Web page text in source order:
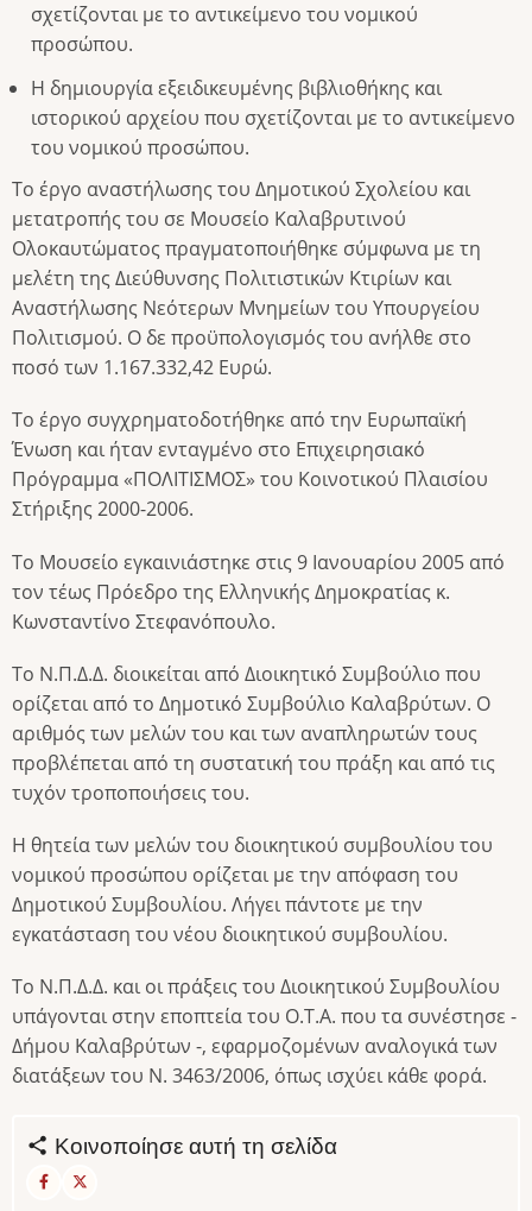
σχετίζονται με το αντικείμενο του νομικού
προσώπου.
Η δημιουργία εξειδικευμένης βιβλιοθήκης και
ιστορικού αρχείου που σχετίζονται με το αντικείμενο
του νομικού προσώπου.
Το έργο αναστήλωσης του Δημοτικού Σχολείου και
μετατροπής του σε Μουσείο Καλαβρυτινού
Ολοκαυτώματος πραγματοποιήθηκε σύμφωνα με τη
μελέτη της Διεύθυνσης Πολιτιστικών Κτιρίων και
Αναστήλωσης Νεότερων Μνημείων του Υπουργείου
Πολιτισμού. Ο δε προϋπολογισμός του ανήλθε στο
ποσό των 1.167.332,42 Ευρώ.
Το έργο συγχρηματοδοτήθηκε από την Ευρωπαϊκή
Ένωση και ήταν ενταγμένο στο Επιχειρησιακό
Πρόγραμμα «ΠΟΛΙΤΙΣΜΟΣ» του Κοινοτικού Πλαισίου
Στήριξης 2000-2006.
Το Μουσείο εγκαινιάστηκε στις 9 Ιανουαρίου 2005 από
τον τέως Πρόεδρο της Ελληνικής Δημοκρατίας κ.
Κωνσταντίνο Στεφανόπουλο.
Το Ν.Π.Δ.Δ. διοικείται από Διοικητικό Συμβούλιο που
ορίζεται από το Δημοτικό Συμβούλιο Καλαβρύτων. O
αριθμός των μελών του και των αναπληρωτών τους
προβλέπεται από τη συστατική του πράξη και από τις
τυχόν τροποποιήσεις του.
Η θητεία των μελών του διοικητικού συμβουλίου του
νομικού προσώπου ορίζεται με την απόφαση του
Δημοτικού Συμβουλίου. Λήγει πάντοτε με την
εγκατάσταση του νέου διοικητικού συμβουλίου.
Το Ν.Π.Δ.Δ. και οι πράξεις του Διοικητικού Συμβουλίου
υπάγονται στην εποπτεία του Ο.Τ.Α. που τα συνέστησε -
Δήμου Καλαβρύτων -, εφαρμοζομένων αναλογικά των
διατάξεων του Ν. 3463/2006, όπως ισχύει κάθε φορά.
Κοινοποίησε αυτή τη σελίδα